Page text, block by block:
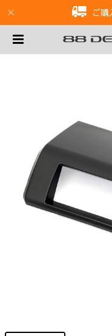
ご